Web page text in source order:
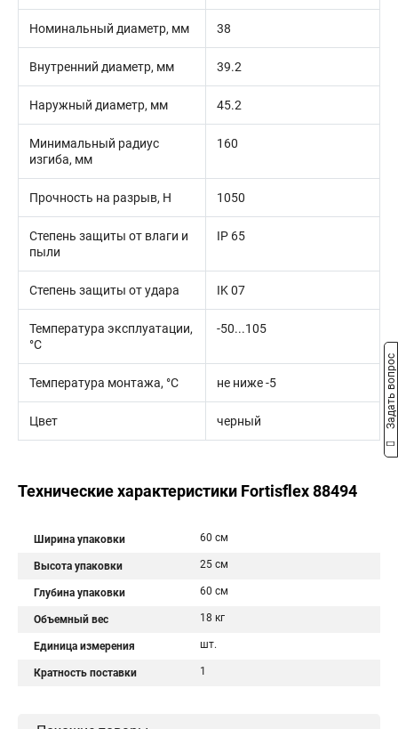
Номинальный диаметр, мм 38
Внутренний диаметр, мм 39.2
Наружный диаметр, мм 45.2
Минимальный радиус
изгиба, мм
160
Прочность на разрыв, Н 1050
Степень защиты от влаги и
пыли
IP 65
Степень защиты от удара IK 07
Температура эксплуатации,
°С
-50...105
Температура монтажа, °С не ниже -5
Цвет черный
Технические характеристики Fortisflex 88494
Ширина упаковки 60 см
Высота упаковки 25 см
Глубина упаковки 60 см
Объемный вес 18 кг
Единица измерения шт.
Кратность поставки 1
Задать вопрос